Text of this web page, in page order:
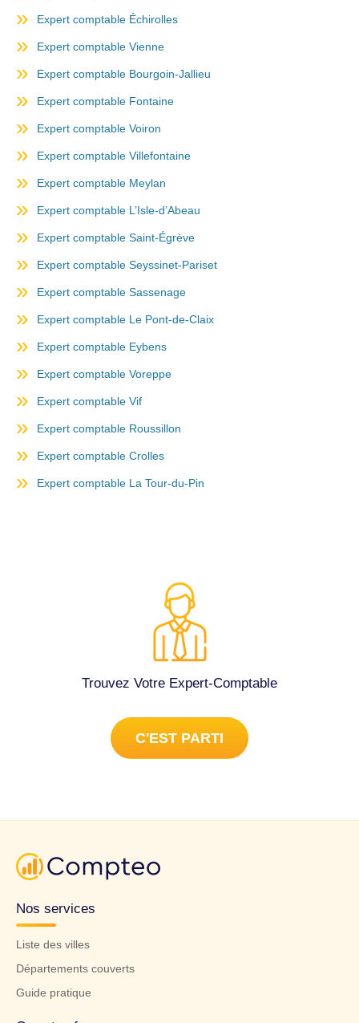
Expert comptable Échirolles
Expert comptable Vienne
Expert comptable Bourgoin-Jallieu
Expert comptable Fontaine
Expert comptable Voiron
Expert comptable Villefontaine
Expert comptable Meylan
Expert comptable L’Isle-d’Abeau
Expert comptable Saint-Égrève
Expert comptable Seyssinet-Pariset
Expert comptable Sassenage
Expert comptable Le Pont-de-Claix
Expert comptable Eybens
Expert comptable Voreppe
Expert comptable Vif
Expert comptable Roussillon
Expert comptable Crolles
Expert comptable La Tour-du-Pin
Trouvez Votre Expert-Comptable
C'EST PARTI
Nos services
Liste des villes
Départements couverts
Guide pratique